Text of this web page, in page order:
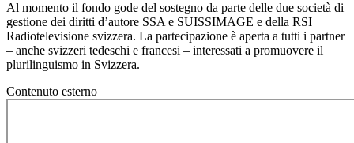
Al momento il fondo gode del sostegno da parte delle due società di
gestione dei diritti d’autore SSA e SUISSIMAGE e della RSI
Radiotelevisione svizzera. La partecipazione è aperta a tutti i partner
– anche svizzeri tedeschi e francesi – interessati a promuovere il
plurilinguismo in Svizzera.
Contenuto esterno